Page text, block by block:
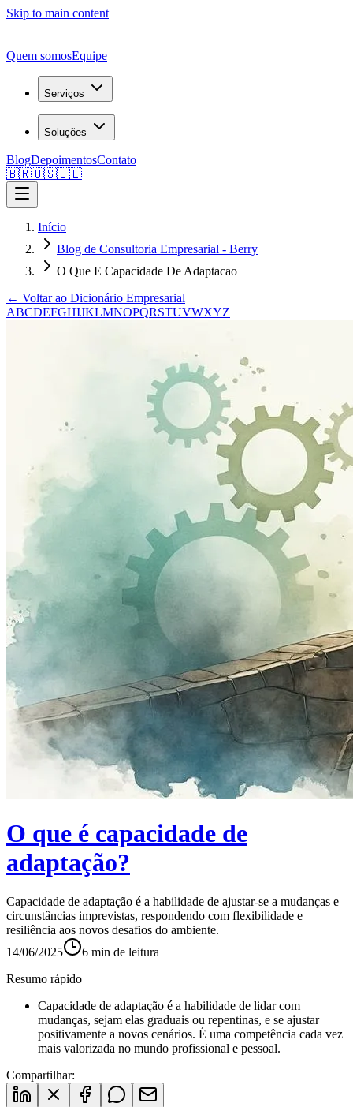
Skip to main content
Quem somosEquipe
Serviços
Soluções
BlogDepoimentosContato
🇧🇷🇺🇸🇨🇱
Início
Blog de Consultoria Empresarial - Berry
O Que E Capacidade De Adaptacao
← Voltar ao Dicionário Empresarial
ABCDEFGHIJKLMNOPQRSTUVWXYZ
O que é capacidade de
adaptação?
Capacidade de adaptação é a habilidade de ajustar-se a mudanças e
circunstâncias imprevistas, respondendo com flexibilidade e
resiliência aos novos desafios do ambiente.
14/06/2025
6 min de leitura
Resumo rápido
Capacidade de adaptação é a habilidade de lidar com
mudanças, sejam elas graduais ou repentinas, e se ajustar
positivamente a novos cenários. É uma competência cada vez
mais valorizada no mundo profissional e pessoal.
Compartilhar: